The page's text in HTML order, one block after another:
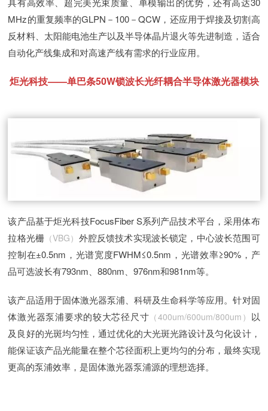
MHz的重复频率的GLPN－100－QCW，还应用于焊接及切割高
反材料、太阳能电池生产以及半导体晶片退火等先进制造，适合
自动化产线集成和对高速产线有需求的行业应用。
炬光科技——单巴条50W锁波长光纤耦合半导体激光器模块
该产品基于炬光科技FocusFiber S系列产品技术平台，采用体布
拉格光栅 （VBG） 外腔反馈技术实现波长锁定，中心波长范围可
控制在±0.5nm，光谱宽度FWHM≤0.5nm，光谱效率≥90%，产
品可选波长有793nm、880nm、976nm和981nm等。
该产品适用于固体激光器泵浦、科研及生命科学等应用。针对固
体激光器泵浦要求的较大芯径尺寸 （400um/600um/800um） 以
及良好的光斑均匀性，通过优化的大光斑光路设计及匀化设计，
能保证该产品光能量在整个芯径面积上更均匀的分布，最终实现
更高的泵浦效率，是固体激光器泵浦源的理想选择。